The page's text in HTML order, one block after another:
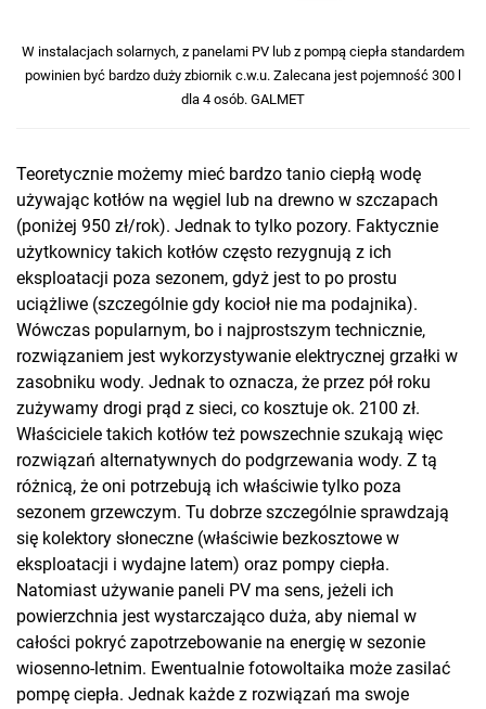
W instalacjach solarnych, z panelami PV lub z pompą ciepła standardem
powinien być bardzo duży zbiornik c.w.u. Zalecana jest pojemność 300 l
dla 4 osób. GALMET
Teoretycznie możemy mieć bardzo tanio ciepłą wodę
używając kotłów na węgiel lub na drewno w szczapach
(poniżej 950 zł/rok). Jednak to tylko pozory. Faktycznie
użytkownicy takich kotłów często rezygnują z ich
eksploatacji poza sezonem, gdyż jest to po prostu
uciążliwe (szczególnie gdy kocioł nie ma podajnika).
Wówczas popularnym, bo i najprostszym technicznie,
rozwiązaniem jest wykorzystywanie elektrycznej grzałki w
zasobniku wody. Jednak to oznacza, że przez pół roku
zużywamy drogi prąd z sieci, co kosztuje ok. 2100 zł.
Właściciele takich kotłów też powszechnie szukają więc
rozwiązań alternatywnych do podgrzewania wody. Z tą
różnicą, że oni potrzebują ich właściwie tylko poza
sezonem grzewczym. Tu dobrze szczególnie sprawdzają
się kolektory słoneczne (właściwie bezkosztowe w
eksploatacji i wydajne latem) oraz pompy ciepła.
Natomiast używanie paneli PV ma sens, jeżeli ich
powierzchnia jest wystarczająco duża, aby niemal w
całości pokryć zapotrzebowanie na energię w sezonie
wiosenno-letnim. Ewentualnie fotowoltaika może zasilać
pompę ciepła. Jednak każde z rozwiązań ma swoje